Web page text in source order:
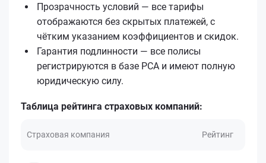
Прозрачность условий — все тарифы
отображаются без скрытых платежей, с
чётким указанием коэффициентов и скидок.
Гарантия подлинности — все полисы
регистрируются в базе РСА и имеют полную
юридическую силу.
Таблица рейтинга страховых компаний:
Страховая компания Рейтинг